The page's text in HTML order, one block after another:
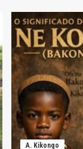
A. Kikongo